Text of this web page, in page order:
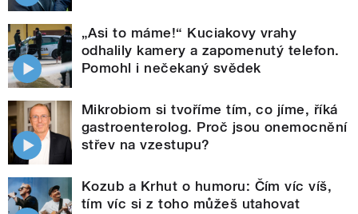
„Asi to máme!“ Kuciakovy vrahy
odhalily kamery a zapomenutý telefon.
Pomohl i nečekaný svědek
Mikrobiom si tvoříme tím, co jíme, říká
gastroenterolog. Proč jsou onemocnění
střev na vzestupu?
Kozub a Krhut o humoru: Čím víc víš,
tím víc si z toho můžeš utahovat